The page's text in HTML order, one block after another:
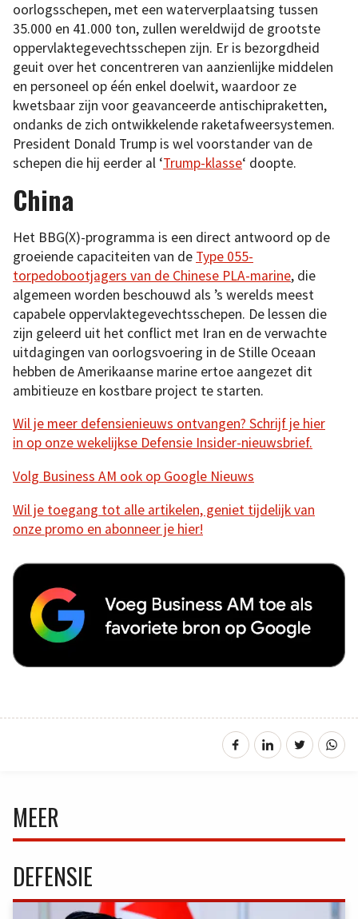
oorlogsschepen, met een waterverplaatsing tussen
35.000 en 41.000 ton, zullen wereldwijd de grootste
oppervlaktegevechtsschepen zijn. Er is bezorgdheid
geuit over het concentreren van aanzienlijke middelen
en personeel op één enkel doelwit, waardoor ze
kwetsbaar zijn voor geavanceerde antischipraketten,
ondanks de zich ontwikkelende raketafweersystemen.
President Donald Trump is wel voorstander van de
schepen die hij eerder al ‘Trump-klasse‘ doopte.
China
Het BBG(X)-programma is een direct antwoord op de
groeiende capaciteiten van de Type 055-
torpedobootjagers van de Chinese PLA-marine, die
algemeen worden beschouwd als ’s werelds meest
capabele oppervlaktegevechtsschepen. De lessen die
zijn geleerd uit het conflict met Iran en de verwachte
uitdagingen van oorlogsvoering in de Stille Oceaan
hebben de Amerikaanse marine ertoe aangezet dit
ambitieuze en kostbare project te starten.
Wil je meer defensienieuws ontvangen? Schrijf je hier
in op onze wekelijkse Defensie Insider-nieuwsbrief.
Volg Business AM ook op Google Nieuws
Wil je toegang tot alle artikelen, geniet tijdelijk van
onze promo en abonneer je hier!
MEER
DEFENSIE